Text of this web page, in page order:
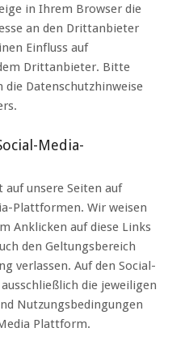
in Ihrem Browser die
an den Drittanbieter
Einfluss auf
Drittanbieter. Bitte
die Datenschutzhinweise
Media-
unsere Seiten auf
Plattformen. Wir weisen
Anklicken auf diese Links
den Geltungsbereich
verlassen. Auf den Social-
die jeweiligen
Nutzungsbedingungen
Plattform.